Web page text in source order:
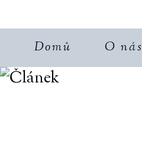
Domů O nás